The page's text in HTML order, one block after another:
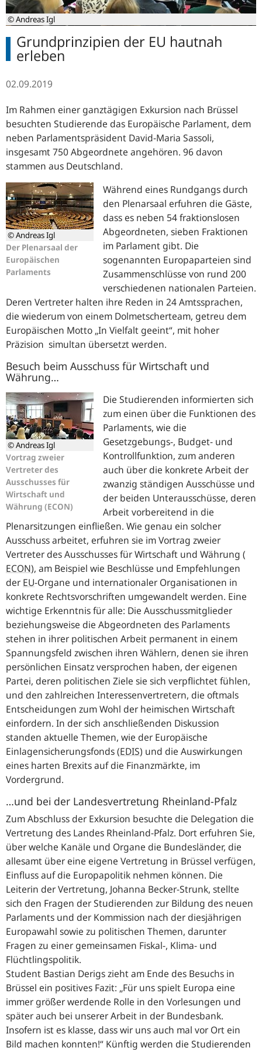
© Andreas Igl
Grundprinzipien der EU hautnah
erleben
02.09.2019
Im Rahmen einer ganztägigen Exkursion nach Brüssel
besuchten Studierende das Europäische Parlament, dem
neben Parlamentspräsident David-Maria Sassoli,
insgesamt 750 Abgeordnete angehören. 96 davon
stammen aus Deutschland.
© Andreas Igl
Der Plenarsaal der
Europäischen
Parlaments
Während eines Rundgangs durch
den Plenarsaal erfuhren die Gäste,
dass es neben 54 fraktionslosen
Abgeordneten, sieben Fraktionen
im Parlament gibt. Die
sogenannten Europaparteien sind
Zusammenschlüsse von rund 200
verschiedenen nationalen Parteien.
Deren Vertreter halten ihre Reden in 24 Amtssprachen,
die wiederum von einem Dolmetscherteam, getreu dem
Europäischen Motto „In Vielfalt geeint“, mit hoher
Präzision simultan übersetzt werden.
Besuch beim Ausschuss für Wirtschaft und
Währung…
© Andreas Igl
Vortrag zweier
Vertreter des
Ausschusses für
Wirtschaft und
Währung (ECON)
Die Studierenden informierten sich
zum einen über die Funktionen des
Parlaments, wie die
Gesetzgebungs-, Budget- und
Kontrollfunktion, zum anderen
auch über die konkrete Arbeit der
zwanzig ständigen Ausschüsse und
der beiden Unterausschüsse, deren
Arbeit vorbereitend in die
Plenarsitzungen einfließen. Wie genau ein solcher
Ausschuss arbeitet, erfuhren sie im Vortrag zweier
Vertreter des Ausschusses für Wirtschaft und Währung (
ECON), am Beispiel wie Beschlüsse und Empfehlungen
der EU-Organe und internationaler Organisationen in
konkrete Rechtsvorschriften umgewandelt werden. Eine
wichtige Erkenntnis für alle: Die Ausschussmitglieder
beziehungsweise die Abgeordneten des Parlaments
stehen in ihrer politischen Arbeit permanent in einem
Spannungsfeld zwischen ihren Wählern, denen sie ihren
persönlichen Einsatz versprochen haben, der eigenen
Partei, deren politischen Ziele sie sich verpflichtet fühlen,
und den zahlreichen Interessenvertretern, die oftmals
Entscheidungen zum Wohl der heimischen Wirtschaft
einfordern. In der sich anschließenden Diskussion
standen aktuelle Themen, wie der Europäische
Einlagensicherungsfonds (EDIS) und die Auswirkungen
eines harten Brexits auf die Finanzmärkte, im
Vordergrund.
…und bei der Landesvertretung Rheinland-Pfalz
Zum Abschluss der Exkursion besuchte die Delegation die
Vertretung des Landes Rheinland-Pfalz. Dort erfuhren Sie,
über welche Kanäle und Organe die Bundesländer, die
allesamt über eine eigene Vertretung in Brüssel verfügen,
Einfluss auf die Europapolitik nehmen können. Die
Leiterin der Vertretung, Johanna Becker-Strunk, stellte
sich den Fragen der Studierenden zur Bildung des neuen
Parlaments und der Kommission nach der diesjährigen
Europawahl sowie zu politischen Themen, darunter
Fragen zu einer gemeinsamen Fiskal-, Klima- und
Flüchtlingspolitik.
Student Bastian Derigs zieht am Ende des Besuchs in
Brüssel ein positives Fazit: „Für uns spielt Europa eine
immer größer werdende Rolle in den Vorlesungen und
später auch bei unserer Arbeit in der Bundesbank.
Insofern ist es klasse, dass wir uns auch mal vor Ort ein
Bild machen konnten!“ Künftig werden die Studierenden